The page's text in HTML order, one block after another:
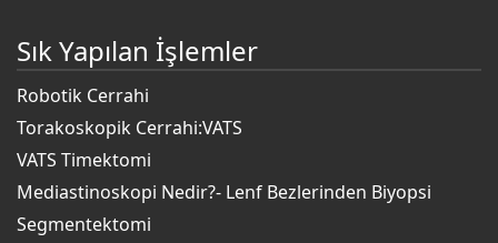
Sık Yapılan İşlemler
Robotik Cerrahi
Torakoskopik Cerrahi:VATS
VATS Timektomi
Mediastinoskopi Nedir?- Lenf Bezlerinden Biyopsi
Segmentektomi